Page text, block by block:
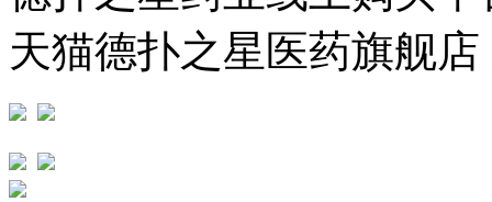
天猫德扑之星医药旗舰